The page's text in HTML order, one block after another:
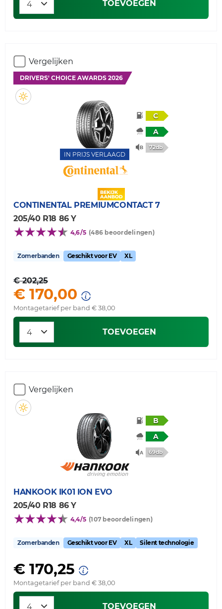
TOEVOEGEN
Vergelijken
DRIVERS' CHOICE AWARDS 2026
IN PRIJS VERLAAGD
C
A
72db
CONTINENTAL PREMIUMCONTACT 7
205/40 R18 86 Y
4,6/5 (486 beoordelingen)
Zomerbanden Geschikt voor EV XL
€ 202,25
€ 170,00
Montagetarief per band € 38,00
TOEVOEGEN
Vergelijken
B
A
69db
HANKOOK IK01 ION EVO
205/40 R18 86 Y
4,4/5 (107 beoordelingen)
Zomerbanden Geschikt voor EV XL Silent technologie
€ 170,25
Montagetarief per band € 38,00
TOEVOEGEN